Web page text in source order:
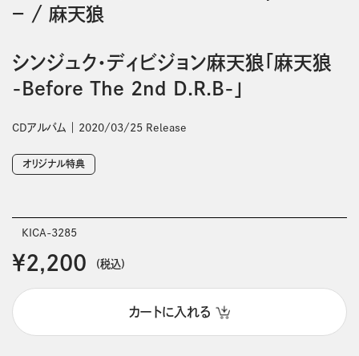
－ / 麻天狼
シンジュク・ディビジョン麻天狼「麻天狼
-Before The 2nd D.R.B-」
CDアルバム 2020/03/25 Release
オリジナル特典
KICA-3285
￥2,200 (税込)
カートに入れる